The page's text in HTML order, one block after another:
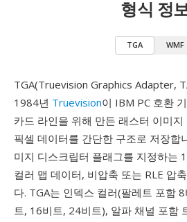
형식 정
TGA WMF
TGA(Truevision Graphics Adapter,
1984년 Truevision이 IBM PC 호환
카드 라인을 위해 만든 래스터 이미
픽셀 데이터를 간단한 구조로 저장
미지 디스크립터 플래그를 지정하는
컬러 맵 데이터, 비압축 또는 RLE 압
다. TGA는 인덱스 컬러(팔레트 포함
트, 16비트, 24비트), 알파 채널 포함